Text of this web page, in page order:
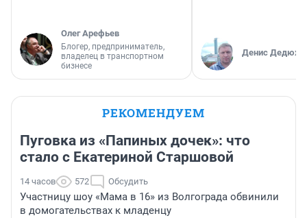
Олег Арефьев
Блогер, предприниматель,
владелец в транспортном
бизнесе
Денис
РЕКОМЕНДУЕМ
Пуговка из «Папиных дочек»: что
стало с Екатериной Старшовой
14 часов 572 Обсудить
Участницу шоу «Мама в 16» из Волгограда обвинили
в домогательствах к младенцу